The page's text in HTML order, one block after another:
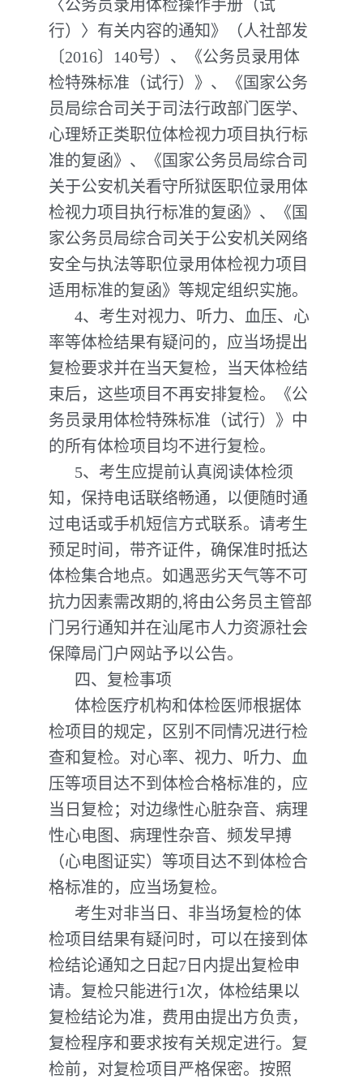
〈公务员录用体检操作手册（试
行）〉有关内容的通知》（人社部发
〔2016〕140号）、《公务员录用体
检特殊标准（试行）》、《国家公务
员局综合司关于司法行政部门医学、
心理矫正类职位体检视力项目执行标
准的复函》、《国家公务员局综合司
关于公安机关看守所狱医职位录用体
检视力项目执行标准的复函》、《国
家公务员局综合司关于公安机关网络
安全与执法等职位录用体检视力项目
适用标准的复函》等规定组织实施。
4、考生对视力、听力、血压、心
率等体检结果有疑问的，应当场提出
复检要求并在当天复检，当天体检结
束后，这些项目不再安排复检。《公
务员录用体检特殊标准（试行）》中
的所有体检项目均不进行复检。
5、考生应提前认真阅读体检须
知，保持电话联络畅通，以便随时通
过电话或手机短信方式联系。请考生
预足时间，带齐证件，确保准时抵达
体检集合地点。如遇恶劣天气等不可
抗力因素需改期的,将由公务员主管部
门另行通知并在汕尾市人力资源社会
保障局门户网站予以公告。
四、复检事项
体检医疗机构和体检医师根据体
检项目的规定，区别不同情况进行检
查和复检。对心率、视力、听力、血
压等项目达不到体检合格标准的，应
当日复检；对边缘性心脏杂音、病理
性心电图、病理性杂音、频发早搏
（心电图证实）等项目达不到体检合
格标准的，应当场复检。
考生对非当日、非当场复检的体
检项目结果有疑问时，可以在接到体
检结论通知之日起7日内提出复检申
请。复检只能进行1次，体检结果以
复检结论为准，费用由提出方负责，
复检程序和要求按有关规定进行。复
检前，对复检项目严格保密。按照